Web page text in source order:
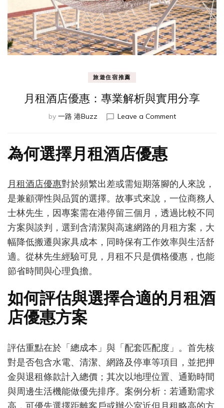
旅遊住宿推薦
月租酒店優惠：專業解析與實用分享
by 一路 港Buzz Leave a Commenton
惠：
專
業
解
析
與
實
用
分
為何選擇月租酒店優惠
月租酒店優惠對於頻繁出差或需短期落腳的人來說，
是兼顧彈性與品質的選擇。故事式來說，一位商務人
士林先生，因專案需在港停留三個月，透過比較不同
方案與談判，選到含清潔與高速網路的月租方案，大
幅降低搬遷與家具成本，同時保有工作效率與生活舒
適。從林先生經驗可見，月租不只是價格優惠，也能
節省時間與心理負擔。
如何評估與選擇合適的月租酒
店優惠方案
評估重點在於「總成本」與「配套匹配度」。首先核
對是否包含水電、清潔、網路及停車等項目，並把押
金與退租條款計入總價；其次以地理位置、通勤時間
與周邊生活機能做優先排序。案例分析：若通勤需求
高，可優先選擇距離客戶或辦公室近但月租略高的方